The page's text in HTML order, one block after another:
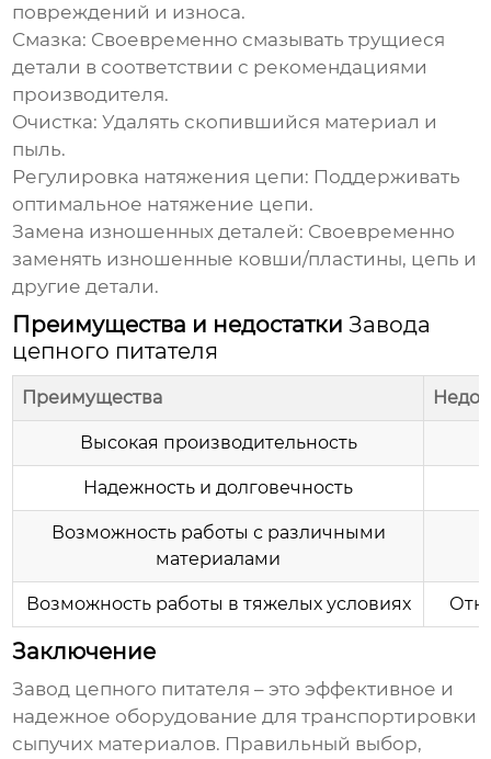
повреждений и износа.
Смазка: Своевременно смазывать трущиеся
детали в соответствии с рекомендациями
производителя.
Очистка: Удалять скопившийся материал и
пыль.
Регулировка натяжения цепи: Поддерживать
оптимальное натяжение цепи.
Замена изношенных деталей: Своевременно
заменять изношенные ковши/пластины, цепь и
другие детали.
Преимущества и недостатки Завода
цепного питателя
Преимущества
Высокая производительность
Надежность и долговечность
Возможность работы с различными
материалами
Возможность работы в тяжелых условиях
Заключение
Завод цепного питателя – это эффективное и
надежное оборудование для транспортировки
сыпучих материалов. Правильный выбор,